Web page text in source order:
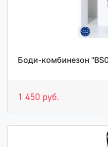
Боди-комбинезон
1 450 руб.